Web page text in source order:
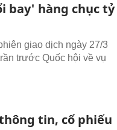
bay' hàng chục tỷ
giao dịch ngày 27/3
trước Quốc hội về vụ
tin, cổ phiếu